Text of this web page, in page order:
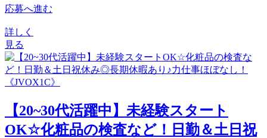
応募へ進む
詳しく
見る
【20~30代活躍中】未経験スタート
OK☆化粧品の検査など！日勤＆土日祝